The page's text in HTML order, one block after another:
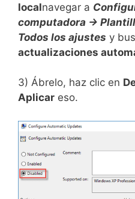
localnavegar a
computadora →
Todos los ajustes y
actualizaciones
3) Ábrelo, haz clic en
Aplicar eso.